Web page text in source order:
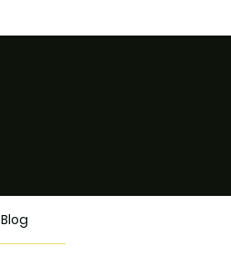
Blog